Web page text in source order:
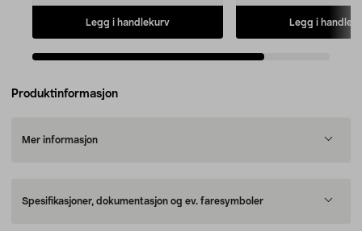
Legg i handlekurv Legg i
Produktinformasjon
Mer informasjon
Spesifikasjoner, dokumentasjon og ev. faresymboler